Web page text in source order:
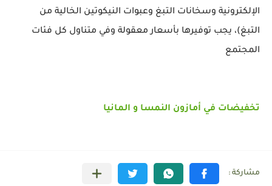
الإلكترونية وسخانات التبغ وعبوات النيكوتين الخالية من
التبغ)، يجب توفيرها بأسعار معقولة وفي متناول كل فئات
المجتمع
تخفيضات في أمازون النمسا و المانيا